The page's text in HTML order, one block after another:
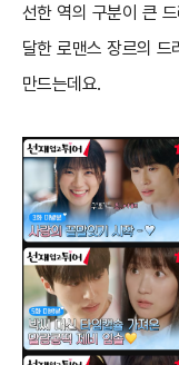
선한 역의 구분이 큰
달한 로맨스 장르의 드
만드는데요.